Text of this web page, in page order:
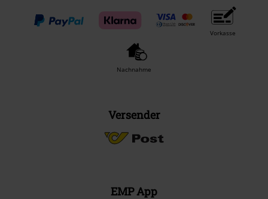
Vorkasse
Nachnahme
Versender
EMP App